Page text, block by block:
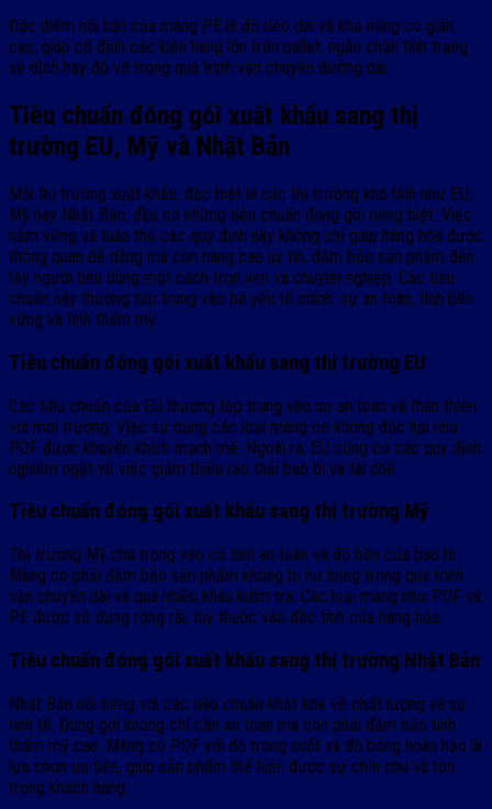
Đặc điểm nổi bật của màng PE là độ dẻo dai và khả năng co giãn
cao, giúp cố định các kiện hàng lớn trên pallet, ngăn chặn tình trạng
xê dịch hay đổ vỡ trong quá trình vận chuyển đường dài.
Tiêu chuẩn đóng gói xuất khẩu sang thị
trường EU, Mỹ và Nhật Bản
Mỗi thị trường xuất khẩu, đặc biệt là các thị trường khó tính như EU,
Mỹ hay Nhật Bản, đều có những tiêu chuẩn đóng gói riêng biệt. Việc
nắm vững và tuân thủ các quy định này không chỉ giúp hàng hóa được
thông quan dễ dàng mà còn nâng cao uy tín, đảm bảo sản phẩm đến
tay người tiêu dùng một cách trọn vẹn và chuyên nghiệp. Các tiêu
chuẩn này thường tập trung vào ba yếu tố chính: sự an toàn, tính bền
vững và tính thẩm mỹ.
Tiêu chuẩn đóng gói xuất khẩu sang thị trường EU
Các tiêu chuẩn của EU thường tập trung vào sự an toàn và thân thiện
với môi trường. Việc sử dụng các loại màng co không độc hại như
POF được khuyến khích mạnh mẽ. Ngoài ra, EU cũng có các quy định
nghiêm ngặt về việc giảm thiểu rác thải bao bì và tái chế.
Tiêu chuẩn đóng gói xuất khẩu sang thị trường Mỹ
Thị trường Mỹ chú trọng vào cả tính an toàn và độ bền của bao bì.
Màng co phải đảm bảo sản phẩm không bị hư hỏng trong quá trình
vận chuyển dài và qua nhiều khâu kiểm tra. Các loại màng như POF và
PE được sử dụng rộng rãi, tùy thuộc vào đặc tính của hàng hóa.
Tiêu chuẩn đóng gói xuất khẩu sang thị trường Nhật Bản
Nhật Bản nổi tiếng với các tiêu chuẩn khắt khe về chất lượng và sự
tinh tế. Đóng gói không chỉ cần an toàn mà còn phải đảm bảo tính
thẩm mỹ cao. Màng co POF với độ trong suốt và độ bóng hoàn hảo là
lựa chọn ưu tiên, giúp sản phẩm thể hiện được sự chỉn chu và tôn
trọng khách hàng.